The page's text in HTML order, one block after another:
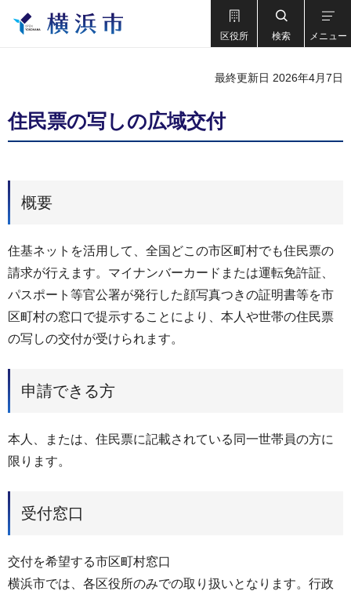
区役所 検索 メニュー
最終更新日 2026年4月7日
住民票の写しの広域交付
概要
住基ネットを活用して、全国どこの市区町村でも住民票の
請求が行えます。マイナンバーカードまたは運転免許証、
パスポート等官公署が発行した顔写真つきの証明書等を市
区町村の窓口で提示することにより、本人や世帯の住民票
の写しの交付が受けられます。
申請できる方
本人、または、住民票に記載されている同一世帯員の方に
限ります。
受付窓口
交付を希望する市区町村窓口
横浜市では、各区役所のみでの取り扱いとなります。行政